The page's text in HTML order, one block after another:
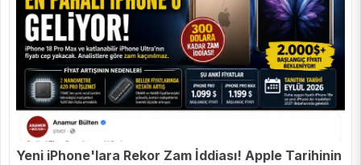
Yeni iPhone'lara Rekor Zam İddiası! Apple Tarihinin